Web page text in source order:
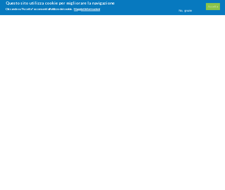
Questo sito utilizza cookie per migliorare la navigazione
Cliccando su "Accetta" acconsenti all'utilizzo dei cookie. Maggiori informazioni
Accetta
No, grazie